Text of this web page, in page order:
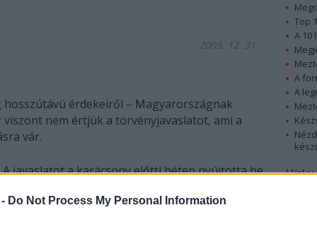
Do Not Process My Personal Information
2009. 12. 31.
hosszútávú érdekeiről – Magyarországnak
nem értjük a törvényjavaslatot, ami a
vár.
A javaslatot a karácsony előtti héten nyújtotta be
közvélemény figyelme az ünnepre terelődik, és el
Top
A 10
A
A